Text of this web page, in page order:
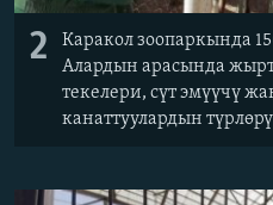
2
Каракол зоопаркында
Алардын арасында
текелери, сүт эмүүчү
канаттуулардын